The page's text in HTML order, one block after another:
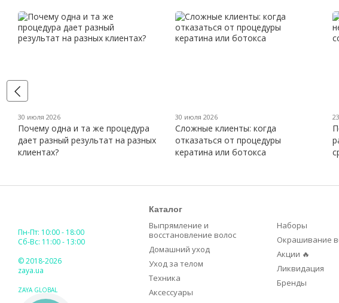
30 июля 2026
Почему одна и та же процедура
дает разный результат на разных
клиентах?
30 июля 2026
Сложные клиенты: когда
отказаться от процедуры
кератина или ботокса
Пн-Пт: 10:00 - 18:00
Сб-Вс: 11:00 - 13:00
© 2018-2026
zaya.ua
ZAYA GLOBAL
Каталог
Выпрямление и
восстановление волос
Домашний уход
Уход за телом
Техника
Аксессуары
Наборы
Окрашивание
Акции 🔥
Ликвидация
Бренды